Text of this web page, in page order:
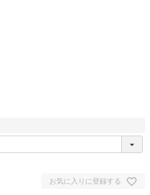
お気に入りに登録する